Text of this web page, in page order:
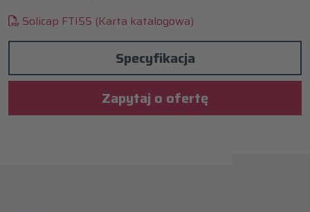
Solicap FTI55 (Karta katalogowa)
Specyfikacja
Zapytaj o ofertę